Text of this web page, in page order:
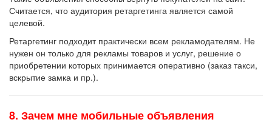
Считается, что аудитория ретаргетинга является самой
целевой.
Ретаргетинг подходит практически всем рекламодателям. Не
нужен он только для рекламы товаров и услуг, решение о
приобретении которых принимается оперативно (заказ такси,
вскрытие замка и пр.).
8. Зачем мне мобильные объявления